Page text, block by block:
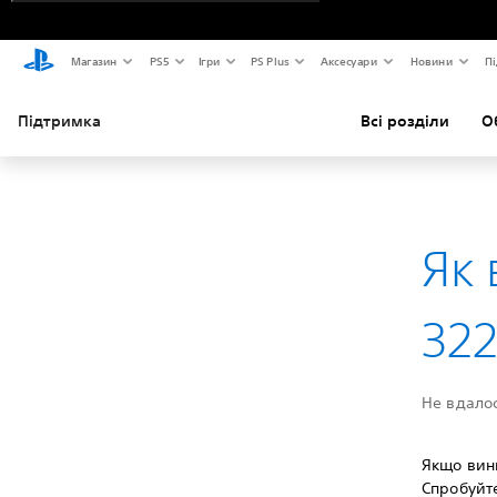
Магазин PS5 Ігри PS Plus Аксесуари Новини
Підтримка Всі розділи
Як
Не
Якщо